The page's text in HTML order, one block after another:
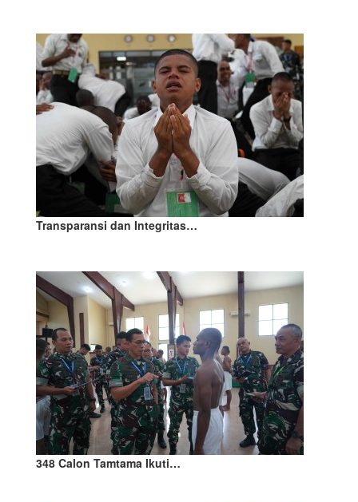
Transparansi dan Integritas…
348 Calon Tamtama Ikuti…